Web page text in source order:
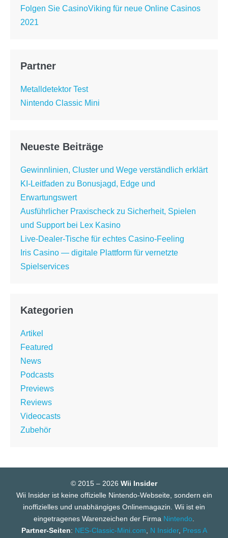
Folgen Sie CasinoViking für neue Online Casinos
2021
Partner
Metalldetektor Test
Nintendo Classic Mini
Neueste Beiträge
Gewinnlinien, Cluster und Wege verständlich erklärt
KI-Leitfaden zu Bonusjagd, Edge und
Erwartungswert
Ausführlicher Praxischeck zu Sicherheit, Spielen
und Support bei Lex Kasino
Live-Dealer-Tische für echtes Casino-Feeling
Iris Casino — digitale Plattform für vernetzte
Spielservices
Kategorien
Artikel
Featured
News
Podcasts
Previews
Reviews
Videocasts
Zubehör
© 2015 – 2026 Wii Insider
Wii Insider ist keine offizielle Nintendo-Webseite, sondern ein
inoffizielles und unabhängiges Onlinemagazin. Wii ist ein
eingetragenes Warenzeichen der Firma Nintendo
Partner-Seiten: NES-Classic-Mini.com N Insider, Press A